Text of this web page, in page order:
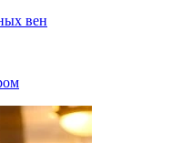
вен